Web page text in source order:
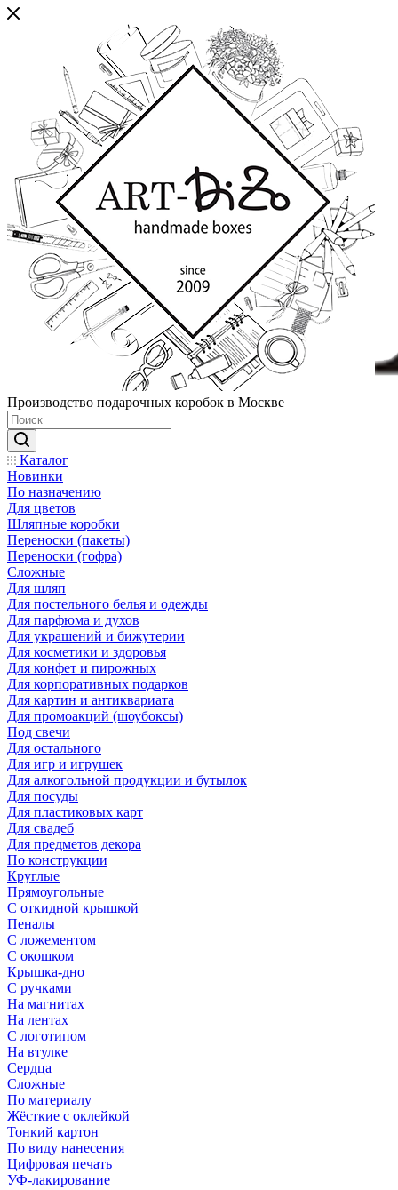
Производство подарочных коробок в Москве
Каталог
Новинки
По назначению
Для цветов
Шляпные коробки
Переноски (пакеты)
Переноски (гофра)
Сложные
Для шляп
Для постельного белья и одежды
Для парфюма и духов
Для украшений и бижутерии
Для косметики и здоровья
Для конфет и пирожных
Для корпоративных подарков
Для картин и антиквариата
Для промоакций (шоубоксы)
Под свечи
Для остального
Для игр и игрушек
Для алкогольной продукции и бутылок
Для посуды
Для пластиковых карт
Для свадеб
Для предметов декора
По конструкции
Круглые
Прямоугольные
С откидной крышкой
Пеналы
С ложементом
С окошком
Крышка-дно
С ручками
На магнитах
На лентах
С логотипом
На втулке
Сердца
Сложные
По материалу
Жёсткие с оклейкой
Тонкий картон
По виду нанесения
Цифровая печать
УФ-лакирование